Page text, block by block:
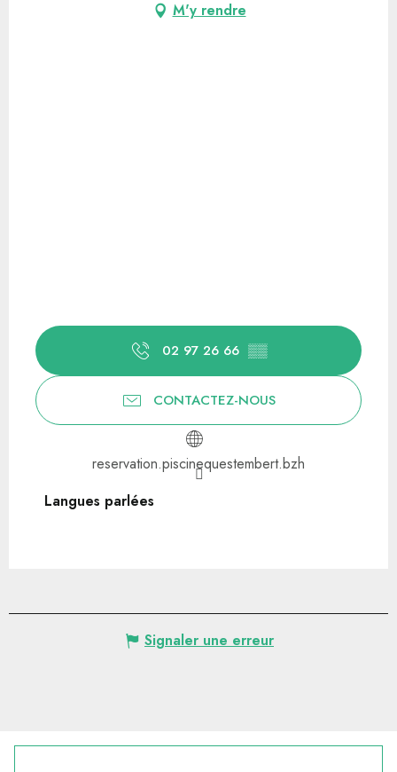
M'y rendre
02 97 26 66 ▒▒
CONTACTEZ-NOUS
reservation.piscinequestembert.bzh
Langues parlées
Langues parlées
Signaler une erreur